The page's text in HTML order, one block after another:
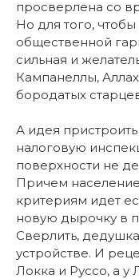
просверлена со
Но для того,
общественной
сильная и
Кампанеллы,
бородатых
А идея
налоговую
поверхности не
Причем
критериям идет
новую дырочку в
Сверлить,
устройстве. И
Локка и Руссо, а